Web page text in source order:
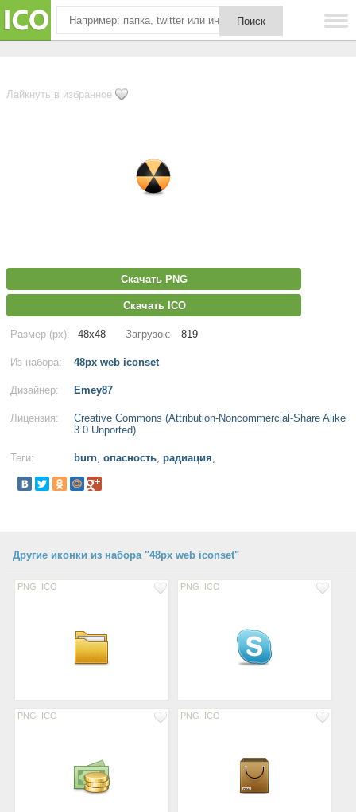
Лайкнуть в избранное
Скачать PNG
Скачать ICO
Размер (px): 48x48 Загрузок: 819
Из набора: 48px web iconset
Дизайнер: Emey87
Лицензия:
Creative Commons (Attribution-Noncommercial-Share Alike
3.0 Unported)
Теги: burn, опасность, радиация,
Другие иконки из набора "48px web iconset"
PNG ICO PNG ICO
PNG ICO PNG ICO